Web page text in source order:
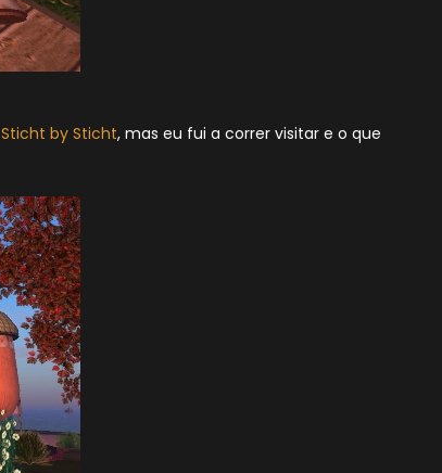
Sticht by Sticht, mas eu fui a correr visitar e o que